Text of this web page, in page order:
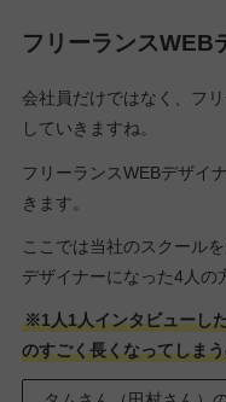
フリーランスWEB
会社員だけではなく、フ
していきますね。
フリーランスWEBデザイ
きます。
ここでは当社のスクール
デザイナーになった4人の
※1人1人インタビューし
のすごく長くなってしま